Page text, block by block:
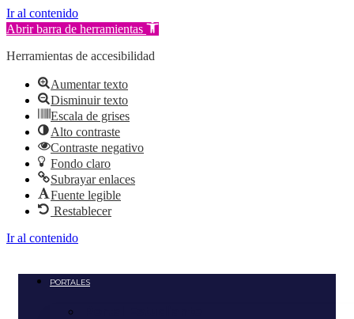
Ir al contenido
Abrir barra de herramientas
Herramientas de accesibilidad
Aumentar texto
Disminuir texto
Escala de grises
Alto contraste
Contraste negativo
Fondo claro
Subrayar enlaces
Fuente legible
Restablecer
Ir al contenido
PORTALES